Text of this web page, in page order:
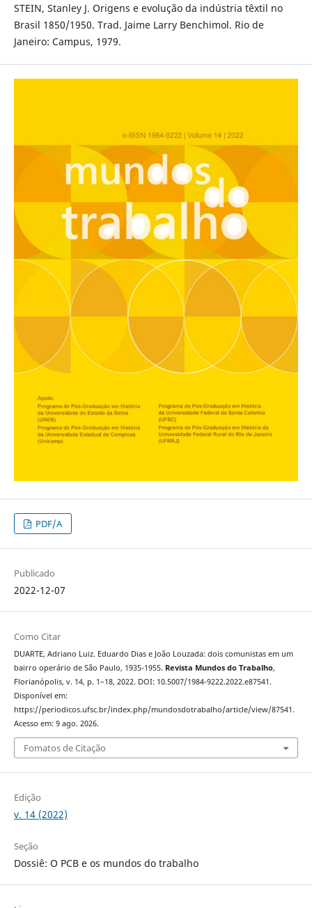
STEIN, Stanley J. Origens e evolução da indústria têxtil no
Brasil 1850/1950. Trad. Jaime Larry Benchimol. Rio de
Janeiro: Campus, 1979.
PDF/A
Publicado
2022-12-07
Como Citar
DUARTE, Adriano Luiz. Eduardo Dias e João Louzada: dois comunistas em um
bairro operário de São Paulo, 1935-1955. Revista Mundos do Trabalho,
Florianópolis, v. 14, p. 1–18, 2022. DOI: 10.5007/1984-9222.2022.e87541.
Disponível em:
https://periodicos.ufsc.br/index.php/mundosdotrabalho/article/view/87541.
Acesso em: 9 ago. 2026.
Fomatos de Citação
Edição
v. 14 (2022)
Seção
Dossiê: O PCB e os mundos do trabalho